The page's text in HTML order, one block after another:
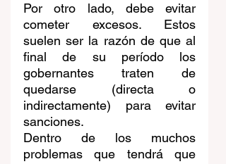
Por otro lado, debe evitar
cometer excesos. Estos
suelen ser la razón de que al
final de su período los
gobernantes traten de
quedarse (directa o
indirectamente) para evitar
sanciones.
Dentro de los muchos
problemas que tendrá que